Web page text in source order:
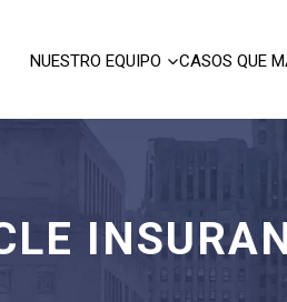
NUESTRO EQUIPO CASOS QUE